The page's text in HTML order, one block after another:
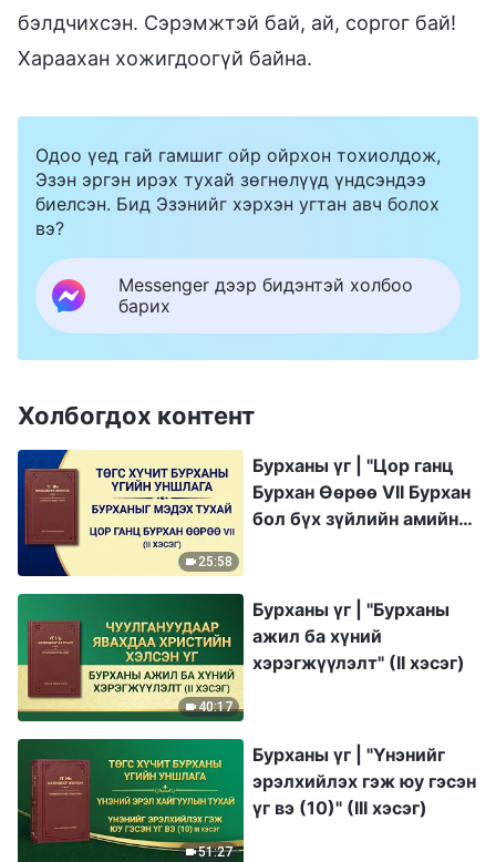
бэлдчихсэн. Сэрэмжтэй бай, ай, соргог бай!
Хараахан хожигдоогүй байна.
Одоо үед гай гамшиг ойр ойрхон тохиолдож,
Эзэн эргэн ирэх тухай зөгнөлүүд үндсэндээ
биелсэн. Бид Эзэнийг хэрхэн угтан авч болох
вэ?
Messenger дээр бидэнтэй холбоо
барих
Холбогдох контент
25:58
Бурханы үг | "Цор ганц
Бурхан Өөрөө VII Бурхан
бол бүх зүйлийн амийн
40:17
Бурханы үг | "Бурханы
ажил ба хүний
хэрэгжүүлэлт" (II хэсэг)
51:27
Бурханы үг | "Үнэнийг
эрэлхийлэх гэж юу гэсэн
үг вэ (10)" (III хэсэг)